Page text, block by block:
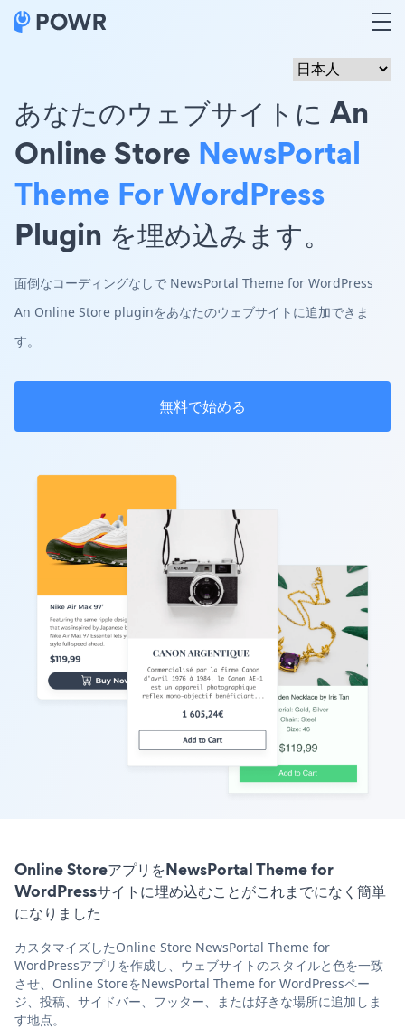
あなたのウェブサイトに An
Online Store NewsPortal
Theme For WordPress
Plugin を埋め込みます。
面倒なコーディングなしで NewsPortal Theme for WordPress
An Online Store pluginをあなたのウェブサイトに追加できま
す。
無料で始める
Online StoreアプリをNewsPortal Theme for
WordPressサイトに埋め込むことがこれまでになく簡単
になりました
カスタマイズしたOnline Store NewsPortal Theme for
WordPressアプリを作成し、ウェブサイトのスタイルと色を一致
させ、Online StoreをNewsPortal Theme for WordPressペー
ジ、投稿、サイドバー、フッター、または好きな場所に追加しま
す地点。